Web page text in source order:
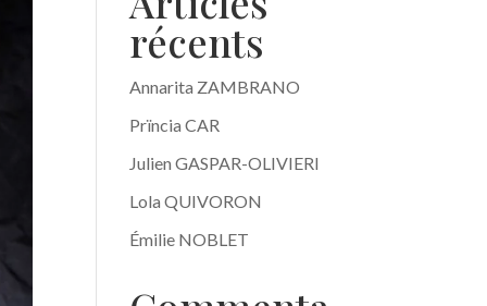
récents
Annarita ZAMBRANO
Prïncia CAR
Julien GASPAR-OLIVIERI
Lola QUIVORON
Émilie NOBLET